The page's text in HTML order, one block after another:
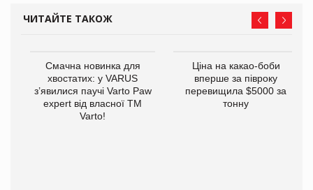
ЧИТАЙТЕ ТАКОЖ
Смачна новинка для
хвостатих: у VARUS
з’явилися паучі Varto Paw
expert від власної ТМ
Varto!
Ціна на какао-боби
вперше за півроку
перевищила $5000 за
тонну